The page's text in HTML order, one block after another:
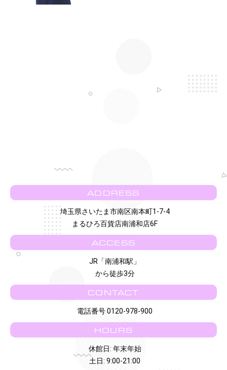
ADDRESS
埼玉県さいたま市南区南本町1-7-4
まるひろ百貨店南浦和店6F
ACCESS
JR「南浦和駅」
から徒歩3分
CONTACT
電話番号 0120-978-900
HOURS
休館日: 年末年始
土日: 9:00-21:00